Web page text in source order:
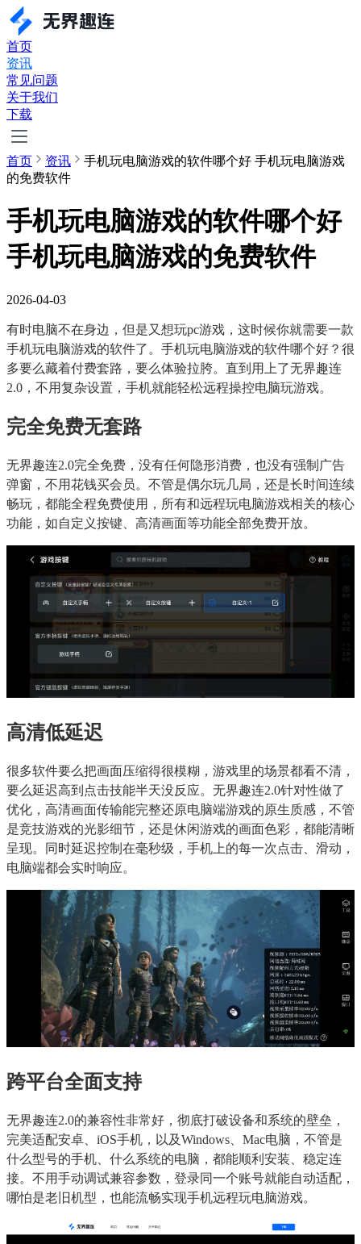
首页
资讯
常见问题
关于我们
下载
首页 资讯
手机玩电脑游戏的软件哪个好 手机玩电脑游戏
的免费软件
手机玩电脑游戏的软件哪个好
手机玩电脑游戏的免费软件
2026-04-03
有时电脑不在身边，但是又想玩pc游戏，这时候你就需要一款
手机玩电脑游戏的软件了。手机玩电脑游戏的软件哪个好？很
多要么藏着付费套路，要么体验拉胯。直到用上了无界趣连
2.0，不用复杂设置，手机就能轻松远程操控电脑玩游戏。
完全免费无套路
无界趣连2.0完全免费，没有任何隐形消费，也没有强制广告
弹窗，不用花钱买会员。不管是偶尔玩几局，还是长时间连续
畅玩，都能全程免费使用，所有和远程玩电脑游戏相关的核心
功能，如自定义按键、高清画面等功能全部免费开放。
高清低延迟
很多软件要么把画面压缩得很模糊，游戏里的场景都看不清，
要么延迟高到点击技能半天没反应。无界趣连2.0针对性做了
优化，高清画面传输能完整还原电脑端游戏的原生质感，不管
是竞技游戏的光影细节，还是休闲游戏的画面色彩，都能清晰
呈现。同时延迟控制在毫秒级，手机上的每一次点击、滑动，
电脑端都会实时响应。
跨平台全面支持
无界趣连2.0的兼容性非常好，彻底打破设备和系统的壁垒，
完美适配安卓、iOS手机，以及Windows、Mac电脑，不管是
什么型号的手机、什么系统的电脑，都能顺利安装、稳定连
接。不用手动调试兼容参数，登录同一个账号就能自动适配，
哪怕是老旧机型，也能流畅实现手机远程玩电脑游戏。